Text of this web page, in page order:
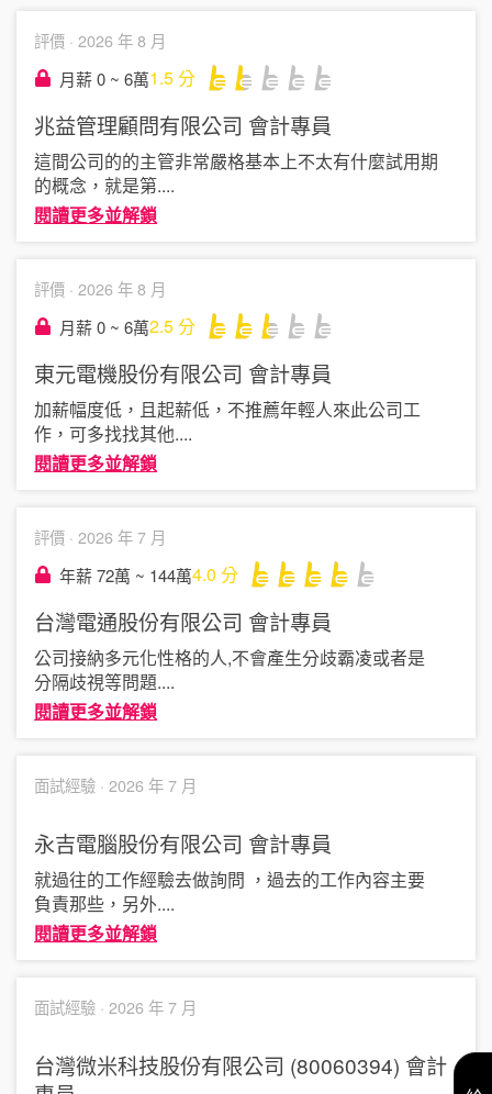
評價 · 2026 年 8 月
月薪 0 ~ 6萬1.5分
兆益管理顧問有限公司 會計專員
這間公司的的主管非常嚴格基本上不太有什麼試用期
的概念，就是第....
閱讀更多並解鎖
評價 · 2026 年 8 月
月薪 0 ~ 6萬2.5分
東元電機股份有限公司 會計專員
加薪幅度低，且起薪低，不推薦年輕人來此公司工
作，可多找找其他....
閱讀更多並解鎖
評價 · 2026 年 7 月
年薪 72萬 ~ 144萬4.0 分
台灣電通股份有限公司 會計專員
公司接納多元化性格的人,不會產生分歧霸凌或者是
分隔歧視等問題....
閱讀更多並解鎖
面試經驗 · 2026 年 7 月
永吉電腦股份有限公司 會計專員
就過往的工作經驗去做詢問 ，過去的工作內容主要
負責那些，另外....
閱讀更多並解鎖
面試經驗 · 2026 年 7 月
台灣微米科技股份有限公司 (80060394) 會計